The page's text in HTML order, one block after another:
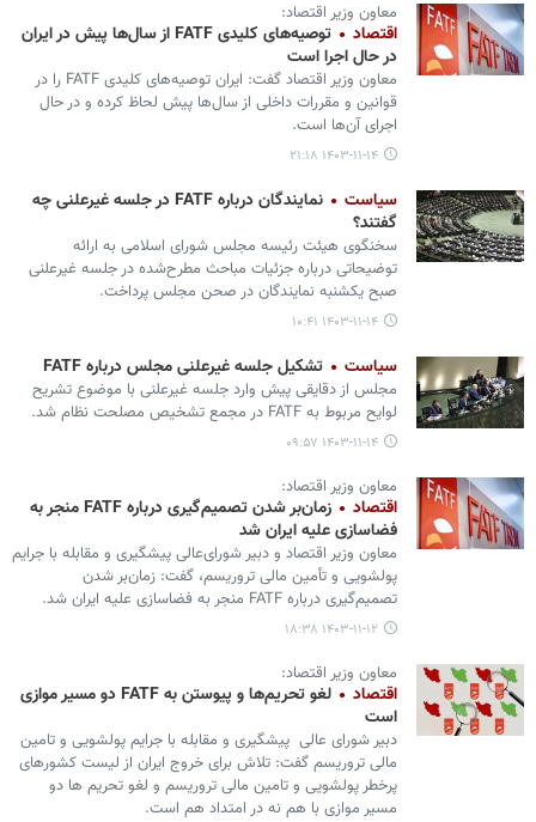
معاون وزیر اقتصاد:
اقتصاد
توصیه‌های کلیدی FATF از سال‌ها پیش در ایران
در حال اجرا است
معاون وزیر اقتصاد گفت: ایران توصیه‌های کلیدی FATF را در
قوانین و مقررات داخلی از سال‌ها پیش لحاظ کرده و در حال
اجرای آن‌ها است.
۱۴۰۳-۱۱-۱۴ ۲۱:۱۸
سیاست
نمایندگان درباره FATF در جلسه غیرعلنی چه
گفتند؟
سخنگوی هیئت رئیسه مجلس شورای اسلامی به ارائه
توضیحاتی درباره جزئیات مباحث مطرح‌شده در جلسه غیرعلنی
صبح یکشنبه نمایندگان در صحن مجلس پرداخت.
۱۴۰۳-۱۱-۱۴ ۱۰:۴۱
سیاست تشکیل جلسه غیرعلنی مجلس درباره FATF
مجلس از دقایقی پیش وارد جلسه غیرعلنی با موضوع تشریح
لوایح مربوط به FATF در مجمع تشخیص مصلحت نظام شد.
۱۴۰۳-۱۱-۱۴ ۰۹:۵۷
معاون وزیر اقتصاد:
اقتصاد
زمان‌بر شدن تصمیم‌گیری درباره FATF منجر به
فضاسازی علیه ایران شد
معاون وزیر اقتصاد و دبیر شورای‌عالی پیشگیری و مقابله با جرایم
پولشویی و تأمین مالی تروریسم، گفت: زمان‌بر شدن
تصمیم‌گیری درباره FATF منجر به فضاسازی علیه ایران شد.
۱۴۰۳-۱۱-۱۲ ۱۸:۳۸
معاون وزیر اقتصاد:
اقتصاد
لغو تحریم‌ها و پیوستن به FATF دو مسیر موازی
است
دبیر شورای عالی پیشگیری و مقابله با جرایم پولشویی و تامین
مالی تروریسم گفت: تلاش برای خروج ایران از لیست کشورهای
پرخطر پولشویی و تامین مالی تروریسم و لغو تحریم ها دو
مسیر موازی با هم نه در امتداد هم است.